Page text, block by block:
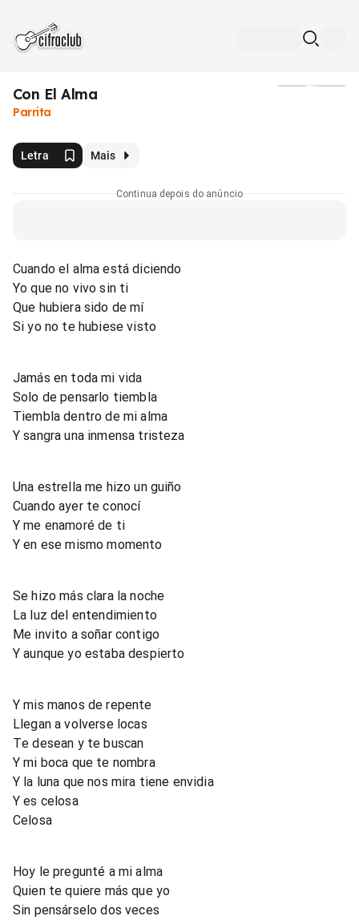
Con El Alma
Parrita
Letra Mais
Continua depois do anúncio
Cuando el alma está diciendo
Yo que no vivo sin ti
Que hubiera sido de mí
Si yo no te hubiese visto
Jamás en toda mi vida
Solo de pensarlo tiembla
Tiembla dentro de mi alma
Y sangra una inmensa tristeza
Una estrella me hizo un guiño
Cuando ayer te conocí
Y me enamoré de ti
Y en ese mismo momento
Se hizo más clara la noche
La luz del entendimiento
Me invito a soñar contigo
Y aunque yo estaba despierto
Y mis manos de repente
Llegan a volverse locas
Te desean y te buscan
Y mi boca que te nombra
Y la luna que nos mira tiene envidia
Y es celosa
Celosa
Hoy le pregunté a mi alma
Quien te quiere más que yo
Sin pensárselo dos veces